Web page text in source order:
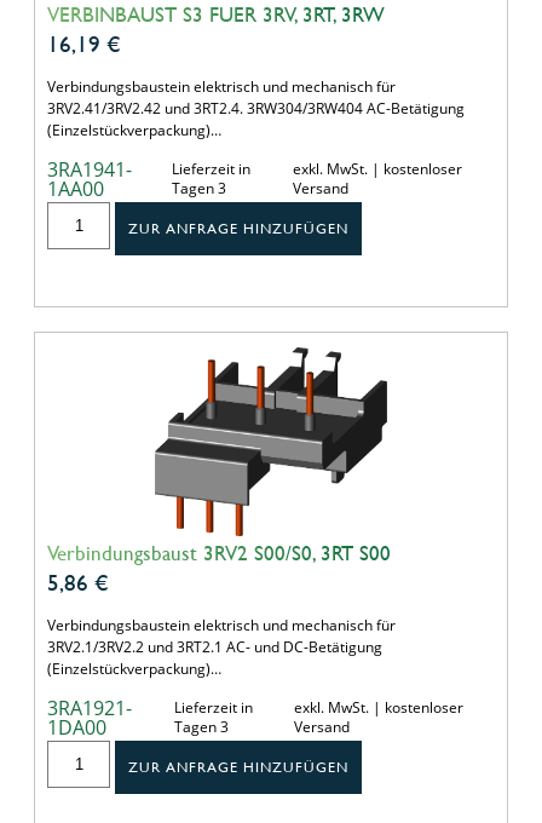
VERBINBAUST S3 FUER 3RV, 3RT, 3RW
16,19 €
Verbindungsbaustein elektrisch und mechanisch für
3RV2.41/3RV2.42 und 3RT2.4. 3RW304/3RW404 AC-Betätigung
(Einzelstückverpackung)…
3RA1941-
1AA00
Lieferzeit in
Tagen 3
exkl. MwSt. | kostenloser
Versand
ZUR ANFRAGE HINZUFÜGEN
Verbindungsbaust 3RV2 S00/S0, 3RT S00
5,86 €
Verbindungsbaustein elektrisch und mechanisch für
3RV2.1/3RV2.2 und 3RT2.1 AC- und DC-Betätigung
(Einzelstückverpackung)…
3RA1921-
1DA00
Lieferzeit in
Tagen 3
exkl. MwSt. | kostenloser
Versand
ZUR ANFRAGE HINZUFÜGEN